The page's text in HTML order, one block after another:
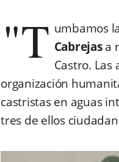
"T umbamos
Cabrejasa
Castro. Las
organización
castristas en aguas
tres de ellos